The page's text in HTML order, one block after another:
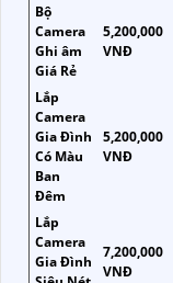
Bộ
Camera
Ghi âm
Giá Rẻ
5,200,000
VNĐ
Lắp
Camera
Gia Đình
Có Màu
Ban
Đêm
5,200,000
VNĐ
Lắp
Camera
Gia Đình
7,200,000
VNĐ